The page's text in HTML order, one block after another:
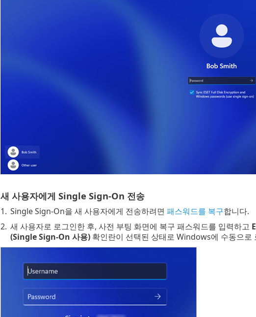
새 사용자에게 Single Sign-On 전송
1. Single Sign-On을 새 사용자에게 전송하려면 패스워드를 복구합니다.
2. 새 사용자로 로그인한 후, 사전 부팅 화면에 복구 패스워드를 입력하고
(Single Sign-On 사용)확인란이 선택된 상태로 Windows에 수동으로